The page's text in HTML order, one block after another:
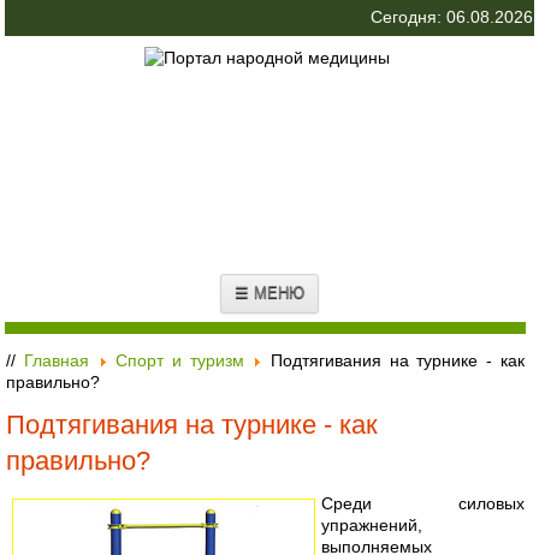
Сегодня: 06.08.2026
☰ МЕНЮ
// Главная Спорт и туризм
Подтягивания на турнике - как
правильно?
Подтягивания на турнике - как
правильно?
Среди силовых
упражнений,
выполняемых